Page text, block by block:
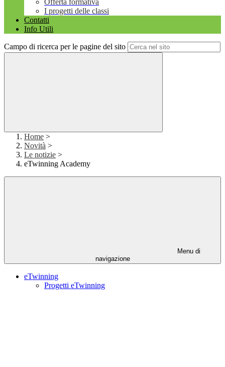
Offerta formativa
I progetti delle classi
Contatti
Info Utili
Campo di ricerca per le pagine del sito
Home >
Novità >
Le notizie >
eTwinning Academy
Menu di
navigazione
eTwinning
Progetti eTwinning